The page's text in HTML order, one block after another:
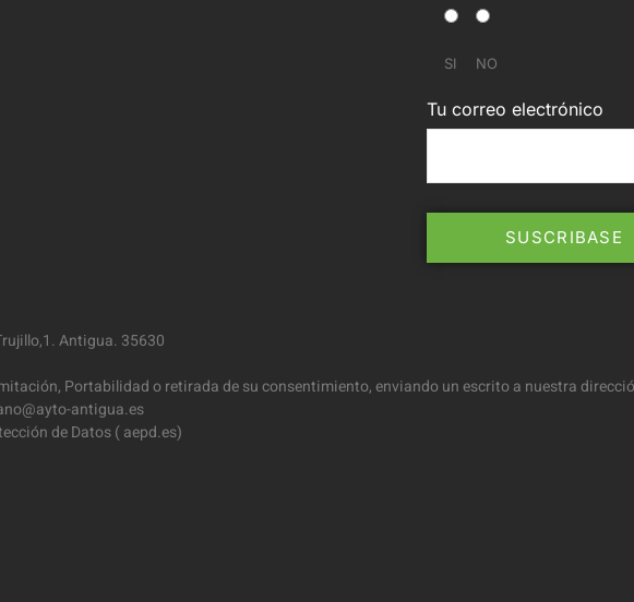
SI NO
Tu correo electrónico
Antigua. 35630
Portabilidad o retirada de su consentimiento, enviando un escrito a nuestra
antigua.es
de Datos ( aepd.es)